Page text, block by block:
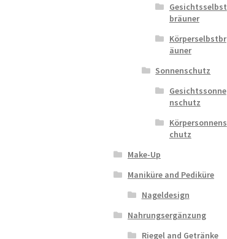
Gesichtsselbst
bräuner
Körperselbstbr
äuner
Sonnenschutz
Gesichtssonne
nschutz
Körpersonnens
chutz
Make-Up
Maniküre and Pediküre
Nageldesign
Nahrungsergänzung
Riegel and Getränke